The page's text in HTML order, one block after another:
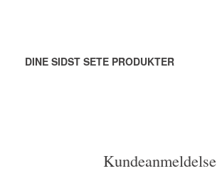
DINE SIDST SETE PRODUKTER
Kundeanmeldelse